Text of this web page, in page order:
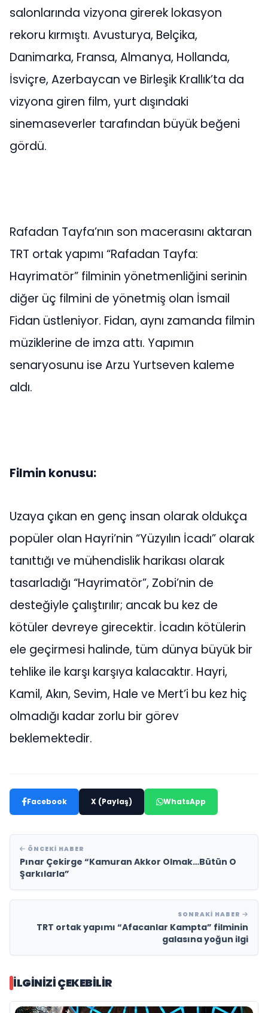
salonlarında vizyona girerek lokasyon
rekoru kırmıştı. Avusturya, Belçika,
Danimarka, Fransa, Almanya, Hollanda,
İsviçre, Azerbaycan ve Birleşik Krallık’ta da
vizyona giren film, yurt dışındaki
sinemaseverler tarafından büyük beğeni
gördü.
Rafadan Tayfa’nın son macerasını aktaran
TRT ortak yapımı “Rafadan Tayfa:
Hayrimatör” filminin yönetmenliğini serinin
diğer üç filmini de yönetmiş olan İsmail
Fidan üstleniyor. Fidan, aynı zamanda filmin
müziklerine de imza attı. Yapımın
senaryosunu ise Arzu Yurtseven kaleme
aldı.
Filmin konusu:
Uzaya çıkan en genç insan olarak oldukça
popüler olan Hayri’nin “Yüzyılın İcadı” olarak
tanıttığı ve mühendislik harikası olarak
tasarladığı “Hayrimatör”, Zobi’nin de
desteğiyle çalıştırılır; ancak bu kez de
kötüler devreye girecektir. İcadın kötülerin
ele geçirmesi halinde, tüm dünya büyük bir
tehlike ile karşı karşıya kalacaktır. Hayri,
Kamil, Akın, Sevim, Hale ve Mert’i bu kez hiç
olmadığı kadar zorlu bir görev
beklemektedir.
Facebook X (Paylaş) WhatsApp
ÖNCEKI HABER
Pınar Çekirge “Kamuran Akkor Olmak…Bütün O
Şarkılarla”
SONRAKI HABER
TRT ortak yapımı “Afacanlar Kampta” filminin
galasına yoğun ilgi
İLGINIZI ÇEKEBILIR